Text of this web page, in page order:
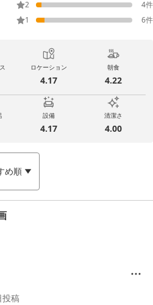
2
4件
1
6件
ロケーション
4.17
朝食
4.22
設備
4.17
清潔さ
4.00
め順
投稿